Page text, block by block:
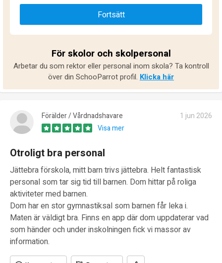
Fortsätt
För skolor och skolpersonal
Arbetar du som rektor eller personal inom skola? Ta kontroll
över din SchooParrot profil. Klicka här
Förälder / Vårdnadshavare
1 jun 2026
Visa mer
Otroligt bra personal
Jättebra förskola, mitt barn trivs jättebra. Helt fantastisk
personal som tar sig tid till barnen. Dom hittar på roliga
aktiviteter med barnen.
Dom har en stor gymnastiksal som barnen får leka i.
Maten är väldigt bra. Finns en app där dom uppdaterar vad
som händer och under inskolningen fick vi massor av
information.